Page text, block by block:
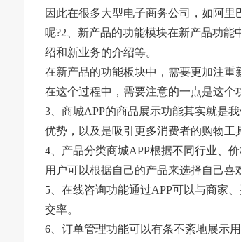
因此在很多大型电子商务公司，如阿
呢?2、新产品的功能模块在新产品功
绍和新业务的介绍等。
在新产品的功能板块中，需要更加注重
在这个过程中，需要注意的一点是这个
3、商城APP的商品展示功能其实就是
优势，以及是吸引更多消费者的购物工
4、产品分类商城APP根据不同行业、
用户可以根据自己的产品来选择自己喜
5、在线咨询功能通过APP可以与商家
交率。
6、订单管理功能可以有条不紊地展示